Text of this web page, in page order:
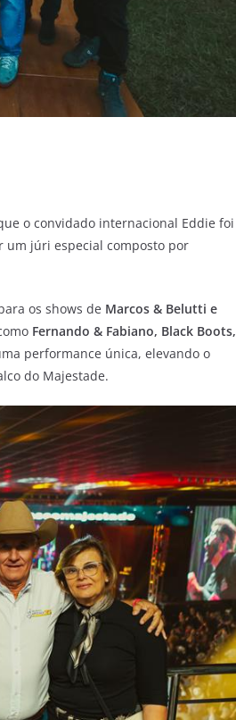
o convidado internacional Eddie foi
um júri especial composto por
os shows de Marcos & Belutti e
Fernando & Fabiano, Black Boots,
performance única, elevando o
do Majestade.